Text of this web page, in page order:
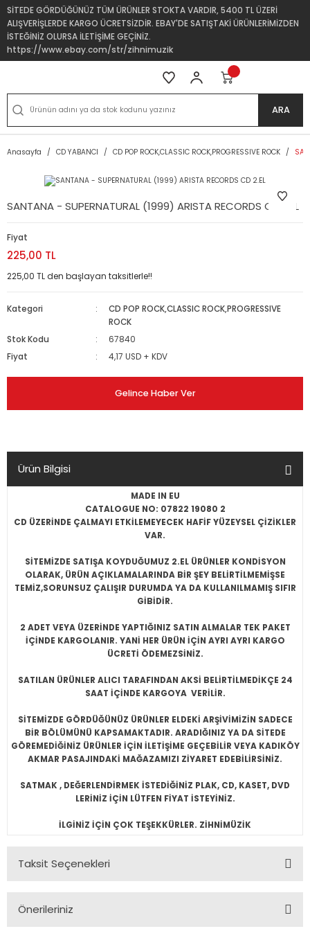
SİTEDE GÖRDÜĞÜNÜZ TÜM ÜRÜNLER STOKTA VARDIR, 5400 TL ÜZERİ
ALIŞVERİŞLERDE KARGO ÜCRETSİZDİR. EBAY'DE SATIŞTAKİ ÜRÜNLERİMİZDEN
İSTEĞİNİZ OLURSA İLETİŞİME GEÇİNİZ.
https://www.ebay.com/str/zihnimuzik
ARA
Anasayfa CD YABANCI CD POP ROCK,CLASSIC ROCK,PROGRESSIVE ROCK
SANTANA - SUPERNATURAL (1999) ARISTA RECORDS CD 2.EL
Fiyat
225,00 TL
225,00 TL den başlayan taksitlerle!!
Kategori
CD POP ROCK,CLASSIC ROCK,PROGRESSIVE
ROCK
Stok Kodu
67840
Fiyat
4,17 USD + KDV
Gelince Haber Ver
Ürün Bilgisi
MADE IN EU
CATALOGUE NO: 07822 19080 2
CD ÜZERİNDE ÇALMAYI ETKİLEMEYECEK HAFİF YÜZEYSEL ÇİZİKLER
VAR.
SİTEMİZDE SATIŞA KOYDUĞUMUZ 2.EL ÜRÜNLER KONDİSYON
OLARAK, ÜRÜN AÇIKLAMALARINDA BİR ŞEY BELİRTİLMEMİŞSE
TEMİZ,SORUNSUZ ÇALIŞIR DURUMDA YA DA KULLANILMAMIŞ SIFIR
GİBİDİR.
2 ADET VEYA ÜZERİNDE YAPTIĞINIZ SATIN ALMALAR TEK PAKET
İÇİNDE KARGOLANIR. YANİ HER ÜRÜN İÇİN AYRI AYRI KARGO
ÜCRETİ ÖDEMEZSİNİZ.
SATILAN ÜRÜNLER ALICI TARAFINDAN AKSİ BELİRTİLMEDİKÇE 24
SAAT İÇİNDE KARGOYA VERİLİR.
SİTEMİZDE GÖRDÜĞÜNÜZ ÜRÜNLER ELDEKİ ARŞİVİMİZİN SADECE
BİR BÖLÜMÜNÜ KAPSAMAKTADIR. ARADIĞINIZ YA DA SİTEDE
GÖREMEDİĞİNİZ ÜRÜNLER İÇİN İLETİŞİME GEÇEBİLİR VEYA KADIKÖY
AKMAR PASAJINDAKİ MAĞAZAMIZI ZİYARET EDEBİLİRSİNİZ.
SATMAK , DEĞERLENDİRMEK İSTEDİĞİNİZ PLAK, CD, KASET, DVD
LERİNİZ İÇİN LÜTFEN FİYAT İSTEYİNİZ.
İLGİNİZ İÇİN ÇOK TEŞEKKÜRLER. ZİHNİMÜZİK
Taksit Seçenekleri
Önerileriniz